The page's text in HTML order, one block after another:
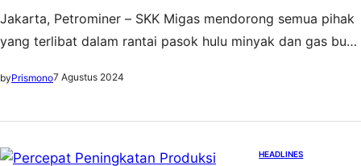
Jakarta, Petrominer – SKK Migas mendorong semua pihak
yang terlibat dalam rantai pasok hulu minyak dan gas bumi
begitu, tercipta ekosistem yang tidak hanya mendukung
Migas juga terus berupaya memperkuat manajemen rantai
byPrismono7 Agustus 2024
HEADLINES